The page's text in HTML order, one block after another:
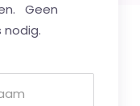
Geen